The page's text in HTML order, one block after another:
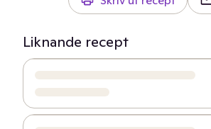
Liknande recept